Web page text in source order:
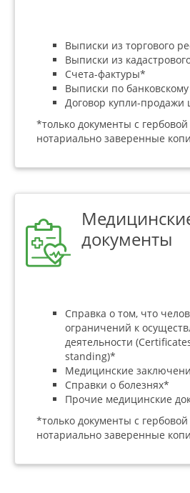
Выписки из торгового
Выписки из
Счета-фактуры*
Выписки по
Договор купли-продажи
*только документы с
нотариально заверенные
документы
Справка о том, что
ограничений к
деятельности
standing)*
Медицинские
Справки о болезнях*
Прочие медицинские
*только документы с
нотариально заверенные